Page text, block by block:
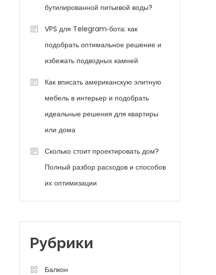
бутилированной питьевой воды?
VPS для Telegram‑бота: как
подобрать оптимальное решение и
избежать подводных камней
Как вписать американскую элитную
мебель в интерьер и подобрать
идеальные решения для квартиры
или дома
Сколько стоит проектировать дом?
Полный разбор расходов и способов
их оптимизации
Рубрики
Балкон